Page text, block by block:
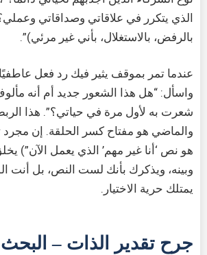
الذي يتكرر في علاقاتي وصداقاتي
بالرفض، بالاستغلال، بأني غير مرئي)”.
عندما تمر بموقف يثير فيك رد فعل
واسأل: “هل هذا الشعور جديد أم أنه
شعرت به لأول مرة في حياتي؟”. هذا
والماضي هو مفتاح كسر الحلقة. إن مجرد
هو نص ‘أنا غير مهم’ الذي يعمل الآن”)
وبينه، ويذكرك بأنك لست النص، بل أنت
يمتلك حرية الاختيار.
جرح تقدير الذات –